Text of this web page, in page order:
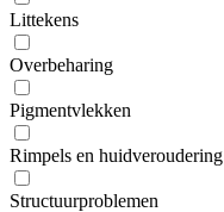
Littekens
Overbeharing
Pigmentvlekken
Rimpels en huidveroudering
Structuurproblemen